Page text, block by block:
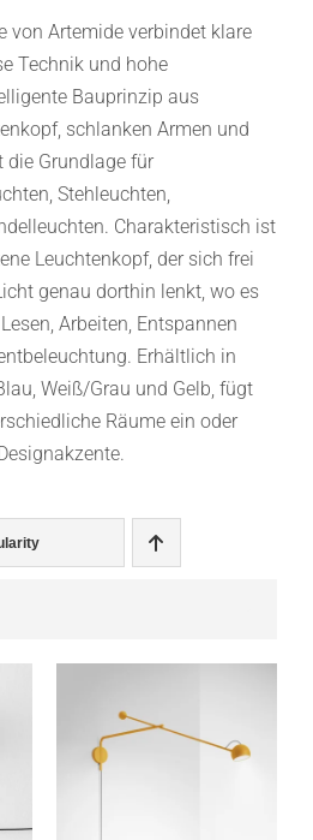
von Artemide verbindet klare
Technik und hohe
Bauprinzip aus
schlanken Armen und
die Grundlage für
Stehleuchten,
Charakteristisch ist
Leuchtenkopf, der sich frei
genau dorthin lenkt, wo es
Arbeiten, Entspannen
Erhältlich in
Weiß/Grau und Gelb, fügt
Räume ein oder